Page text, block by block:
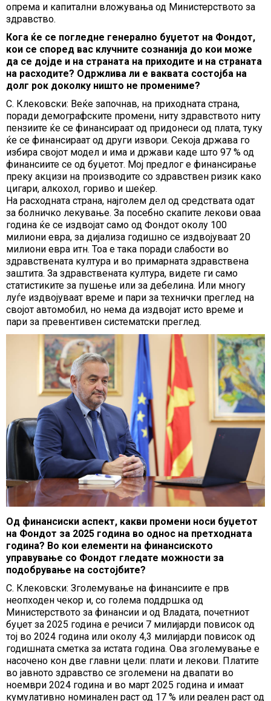
опрема и капитални вложувања од Министерството за
здравство.
Кога ќе се погледне генерално буџетот на Фондот,
кои се според вас клучните сознанија до кои може
да се дојде и на страната на приходите и на страната
на расходите? Одржлива ли е ваквата состојба на
долг рок доколку ништо не промениме?
С. Клековски: Веќе започнав, на приходната страна,
поради демографските промени, ниту здравството ниту
пензиите ќе се финансираат од придонеси од плата, туку
ќе се финансираат од други извори. Секоја држава го
избира својот модел и има и држави каде што 97 % од
финансиите се од буџетот. Мој предлог е финансирање
преку акцизи на производите со здравствен ризик како
цигари, алкохол, гориво и шеќер.
На расходната страна, најголем дел од средствата одат
за болничко лекување. За посебно скапите лекови оваа
година ќе се издвојат само од Фондот околу 100
милиони евра, за дијализа годишно се издвојуваат 20
милиони евра итн. Тоа е така поради слабости во
здравствената култура и во примарната здравствена
заштита. За здравствената култура, видете ги само
статистиките за пушење или за дебелина. Или многу
луѓе издвојуваат време и пари за технички преглед на
својот автомобил, но нема да издвојат исто време и
пари за превентивен систематски преглед.
Од финансиски аспект, какви промени носи буџетот
на Фондот за 2025 година во однос на претходната
година? Во кои елементи на финансиското
управување со Фондот гледате можности за
подобрување на состојбите?
С. Клековски: Зголемување на финансиите е прв
неопходен чекор и, со голема поддршка од
Министерството за финансии и од Владата, почетниот
буџет за 2025 година е речиси 7 милијарди повисок од
тој во 2024 година или околу 4,3 милијарди повисок од
годишната сметка за истата година. Ова зголемување е
насочено кон две главни цели: плати и лекови. Платите
во јавното здравство се зголемени на двапати во
ноември 2024 година и во март 2025 година и имаат
кумулативно номинален раст од 17 % или реален раст од